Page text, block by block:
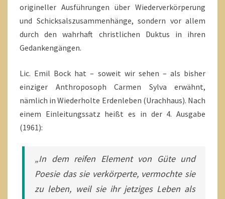
origineller Ausführungen über Wiederverkörperung
und Schicksalszusammenhänge, sondern vor allem
durch den wahrhaft christlichen Duktus in ihren
Gedankengängen.
Lic. Emil Bock hat – soweit wir sehen – als bisher
einziger Anthroposoph Carmen Sylva erwähnt,
nämlich in Wiederholte Erdenleben (Urachhaus). Nach
einem Einleitungssatz heißt es in der 4. Ausgabe
(1961):
„In dem reifen Element von Güte und
Poesie das sie verkörperte, vermochte sie
zu leben, weil sie ihr jetziges Leben als